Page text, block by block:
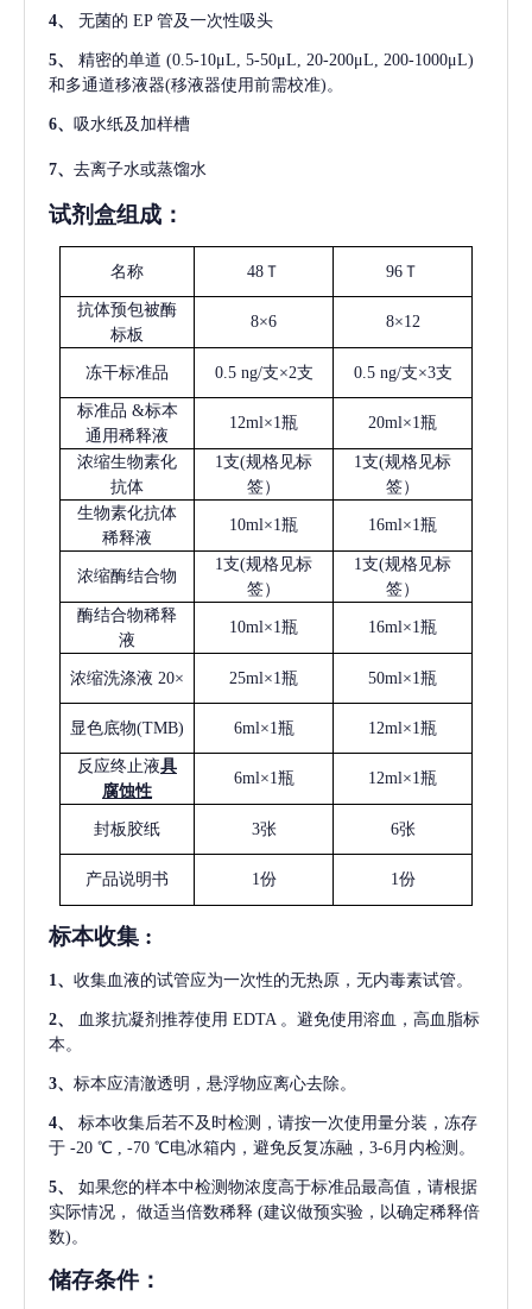
4、 无菌的 EP 管及一次性吸头
5、 精密的单道 (0.5-10μL, 5-50μL, 20-200μL, 200-1000μL)
和多通道移液器(移液器使用前需校准)。
6、 吸水纸及加样槽
7、 去离子水或蒸馏水
试剂盒组成：
名称 48Ｔ 96Ｔ
抗体预包被酶
标板
8×6 8×12
冻干标准品 0.5 ng/支×2支 0.5 ng/支×3支
标准品 &标本
通用稀释液
12ml×1瓶 20ml×1瓶
浓缩生物素化
抗体
1支(规格见标
签）
1支(规格见标
签）
生物素化抗体
稀释液
10ml×1瓶 16ml×1瓶
浓缩酶结合物
1支(规格见标
签）
1支(规格见标
签）
酶结合物稀释
液
10ml×1瓶 16ml×1瓶
浓缩洗涤液 20× 25ml×1瓶 50ml×1瓶
显色底物(TMB) 6ml×1瓶 12ml×1瓶
反应终止液具
腐蚀性
6ml×1瓶 12ml×1瓶
封板胶纸 3张 6张
产品说明书 1份 1份
标本收集 :
1、 收集血液的试管应为一次性的无热原，无内毒素试管。
2、 血浆抗凝剂推荐使用 EDTA 。避免使用溶血，高血脂标
本。
3、 标本应清澈透明，悬浮物应离心去除。
4、
标本收集后若不及时检测，请按一次使用量分装，冻存
于 -20 ℃ , -70 ℃电冰箱内，避免反复冻融，3-6月内检测。
5、
如果您的样本中检测物浓度高于标准品最高值，请根据
实际情况，
做适当倍数稀释 (建议做预实验，以确定稀释倍
数)。
储存条件：